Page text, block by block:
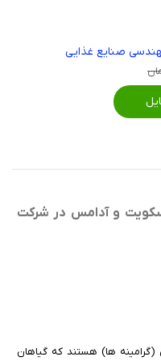
صنایع غذایی
و آدامس در شرکت
(گرامینه ها) هستند که گیاهان